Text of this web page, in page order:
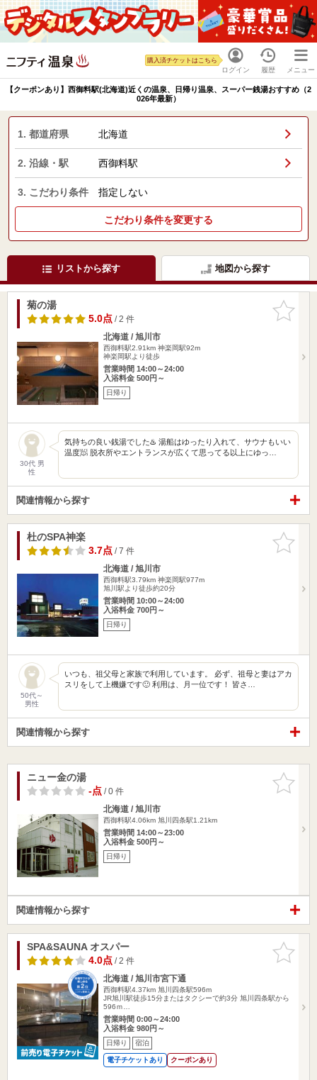
ログイン
購入済チケットはこちら
履歴 メニュー
【クーポンあり】西御料駅(北海道)近くの温泉、日帰り温泉、スーパー銭湯おすすめ（2
026年最新）
1. 都道府県 北海道
2. 沿線・駅 西御料駅
3. こだわり条件 指定しない
こだわり条件を変更する
リストから探す 地図から探す
お気に入
りに追加
菊の湯
5.0点/ 2 件
北海道 / 旭川市
西御料駅2.91km 神楽岡駅92m
神楽岡駅より徒歩
営業時間 14:00～24:00
入浴料金 500円～
日帰り
30代 男
性
気持ちの良い銭湯でした♨️ 湯船はゆったり入れて、サウナもいい
温度🧖 脱衣所やエントランスが広くて思ってる以上にゆっ…
関連情報から探す
お気に入
りに追加
杜のSPA神楽
3.7点/ 7 件
北海道 / 旭川市
西御料駅3.79km 神楽岡駅977m
旭川駅より徒歩約20分
営業時間 10:00～24:00
入浴料金 700円～
日帰り
50代～
男性
いつも、祖父母と家族で利用しています。 必ず、祖母と妻はアカ
スリをして上機嫌です🙂 利用は、月一位です！ 皆さ…
関連情報から探す
お気に入
りに追加
ニュー金の湯
-点/ 0 件
北海道 / 旭川市
西御料駅4.06km 旭川四条駅1.21km
営業時間 14:00～23:00
入浴料金 500円～
日帰り
関連情報から探す
お気に入
りに追加
SPA&SAUNA オスパー
4.0点/ 2 件
北海道 / 旭川市宮下通
西御料駅4.37km 旭川四条駅596m
JR旭川駅徒歩15分またはタクシーで約3分 旭川四条駅から
596ｍ…
営業時間 0:00～24:00
入浴料金 980円～
日帰り 宿泊
電子チケットあり クーポンあり